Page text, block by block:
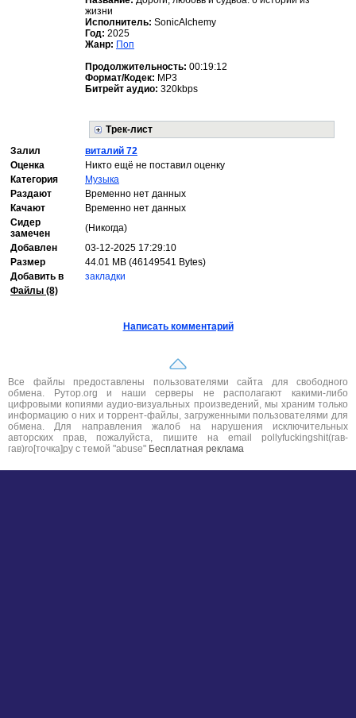
жизни
Исполнитель: SonicAlchemy
Год: 2025
Жанр: Поп
Продолжительность: 00:19:12
Формат/Кодек: MP3
Битрейт аудио: 320kbps
Трек-лист
Залил
виталий 72
Оценка
Никто ещё не поставил оценку
Категория
Музыка
Раздают
Временно нет данных
Качают
Временно нет данных
Сидер
замечен
(Никогда)
Добавлен
03-12-2025 17:29:10
Размер
44.01 MB (46149541 Bytes)
Добавить в
закладки
Файлы (8)
Написать комментарий
Все файлы предоставлены пользователями сайта для свободного
обмена. Рутор.org и наши серверы не располагают какими-либо
цифровыми копиями аудио-визуальных произведений, мы храним только
информацию о них и торрент-файлы, загруженными пользователями для
обмена. Для направления жалоб на нарушения исключительных
авторских прав, пожалуйста, пишите на email pollyfuckingshit(гав-
гав)ro[точка]ру с темой "abuse" Бесплатная реклама